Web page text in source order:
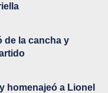
de la cancha y
homenajeó a Lionel